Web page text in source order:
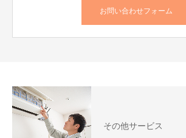
お問い合わせフォーム
その他サービス